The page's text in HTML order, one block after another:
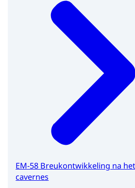
EM-58 Breukontwikkeling na
cavernes